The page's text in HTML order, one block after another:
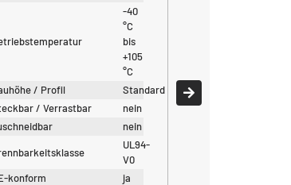
-40
°C
bis
+105
°C
/ Profil
Standard
/ Verrastbar
nein
nein
UL94-
V0
konform
ja